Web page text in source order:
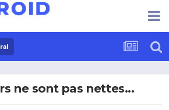
ne sont pas nettes...